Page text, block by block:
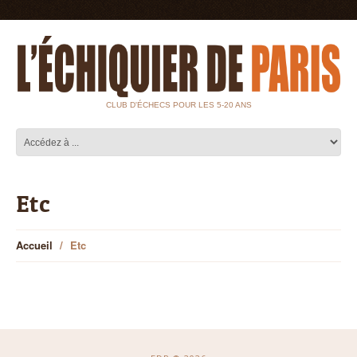
CLUB D'ÉCHECS POUR LES 5-20 ANS
Etc
Accueil Etc